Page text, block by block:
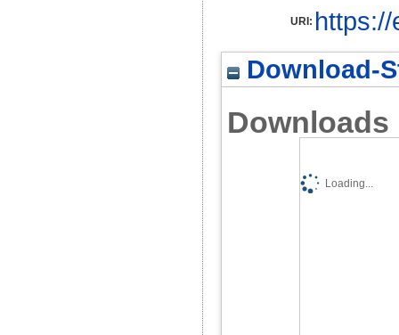
URI:
Download-
Downloads
Loading...